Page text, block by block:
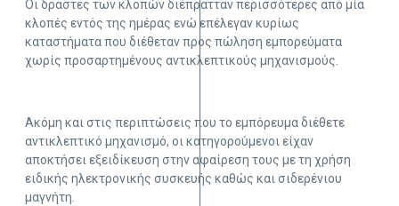
Οι δράστες των κλοπών διέπρατταν περισσότερες από μία
κλοπές εντός της ημέρας ενώ επέλεγαν κυρίως
καταστήματα που διέθεταν προς πώληση εμπορεύματα
χωρίς προσαρτημένους αντικλεπτικούς μηχανισμούς.
Ακόμη και στις περιπτώσεις που το εμπόρευμα διέθετε
αντικλεπτικό μηχανισμό, οι κατηγορούμενοι είχαν
αποκτήσει εξειδίκευση στην αφαίρεση τους με τη χρήση
ειδικής ηλεκτρονικής συσκευής καθώς και σιδερένιου
μαγνήτη.